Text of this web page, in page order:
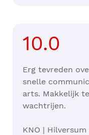
10.0
Erg tevreden
snelle
arts. Makkelijk
wachtrijen.
KNO |